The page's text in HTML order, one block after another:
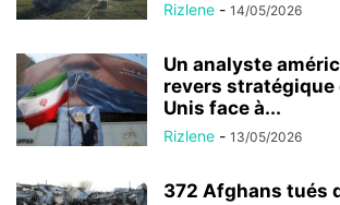
Rizlene - 14/05/2026
Un analyste
revers stratégique
Unis face à...
Rizlene - 13/05/2026
372 Afghans tués